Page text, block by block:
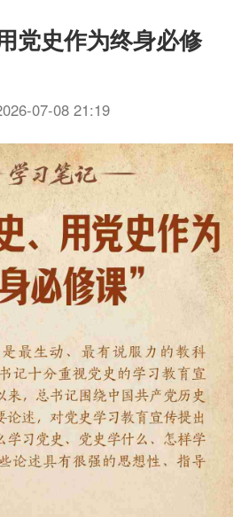
党史作为终身必修
07-08 21:19